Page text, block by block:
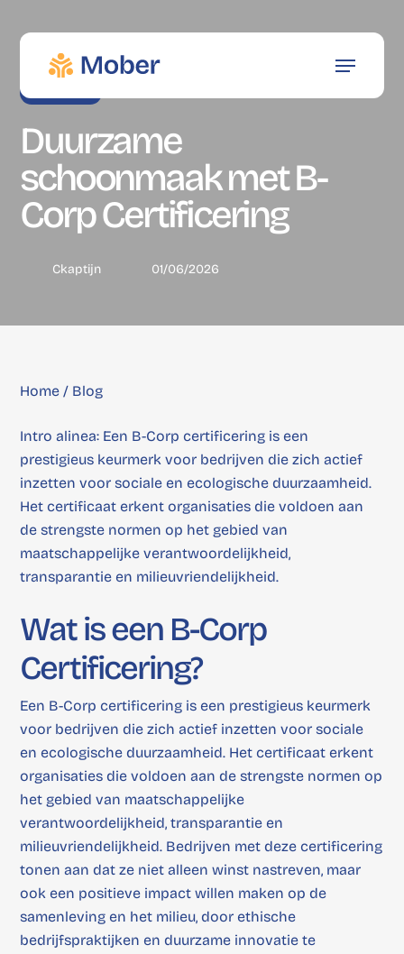
content
Menu
Duurzame
schoonmaak met B-
Corp Certificering
Ckaptijn 01/06/2026
Home / Blog
Intro alinea: Een B-Corp certificering is een
prestigieus keurmerk voor bedrijven die zich actief
inzetten voor sociale en ecologische duurzaamheid.
Het certificaat erkent organisaties die voldoen aan
de strengste normen op het gebied van
maatschappelijke verantwoordelijkheid,
transparantie en milieuvriendelijkheid.
Wat is een B-Corp
Certificering?
Een B-Corp certificering is een prestigieus keurmerk
voor bedrijven die zich actief inzetten voor sociale
en ecologische duurzaamheid. Het certificaat erkent
organisaties die voldoen aan de strengste normen op
het gebied van maatschappelijke
verantwoordelijkheid, transparantie en
milieuvriendelijkheid. Bedrijven met deze certificering
tonen aan dat ze niet alleen winst nastreven, maar
ook een positieve impact willen maken op de
samenleving en het milieu, door ethische
bedrijfspraktijken en duurzame innovatie te